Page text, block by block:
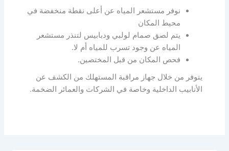
نوفر مستشعر المياه عن أعلى نقطة منخفضة في
محيط المكان
يتم لصق صمام لولبي ودبابيس لتنذر مستشعر
المياه عن وجود تسرب للمياه أم لا.
فحص المكان من قبل المختصين.
يتوفر من خلال جهاز مراقبة المستهلك من الكشف عن
الأنابيب الداخلية وخاصة في الشركات والعمائر الضخمة.